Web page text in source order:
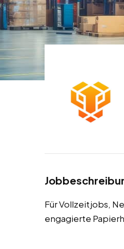
Für Vollzeitjobs,
engagierte